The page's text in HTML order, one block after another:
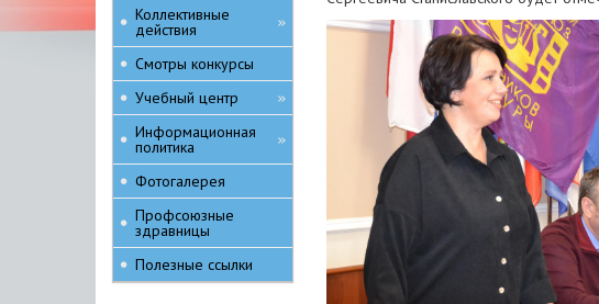
Коллективные
действия »
Смотры конкурсы
Учебный центр
»
Информационная
политика »
Фотогалерея
Профсоюзные
здравницы
Полезные ссылки